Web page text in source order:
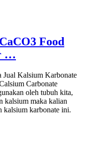
Food
…
Jual Kalsium Karbonate
Carbonate
oleh tubuh kita,
kalsium maka kalian
kalsium karbonate ini.